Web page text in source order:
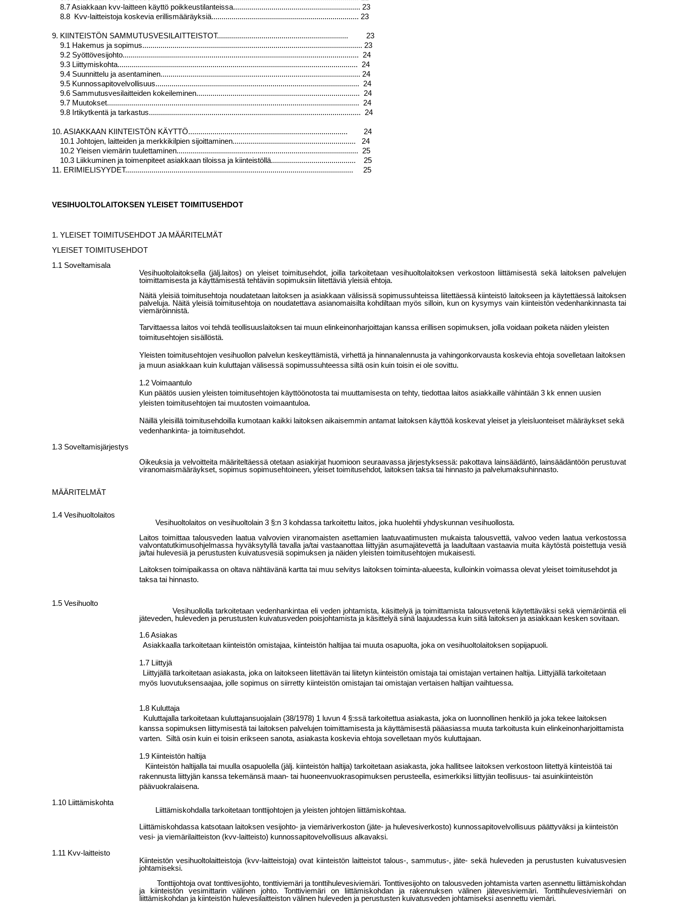
8.7 Asiakkaan kvv-laitteen käyttö poikkeustilanteissa............................................................... 23
8.8 Kvv-laitteistoja koskevia erillismääräyksiä......................................................................... 23
9. KIINTEISTÖN SAMMUTUSVESILAITTEISTOT................................................................. 23
9.1 Hakemus ja sopimus............................................................................................................. 23
9.2 Syöttövesijohto..................................................................................................................... 24
9.3 Liittymiskohta....................................................................................................................... 24
9.4 Suunnittelu ja asentaminen................................................................................................... 24
9.5 Kunnossapitovelvollisuus..................................................................................................... 24
9.6 Sammutusvesilaitteiden kokeileminen................................................................................. 24
9.7 Muutokset............................................................................................................................. 24
9.8 Irtikytkentä ja tarkastus......................................................................................................... 24
10. ASIAKKAAN KIINTEISTÖN KÄYTTÖ............................................................................... 24
10.1 Johtojen, laitteiden ja merkkikilpien sijoittaminen............................................................. 24
10.2 Yleisen viemärin tuulettaminen.......................................................................................... 25
10.3 Liikkuminen ja toimenpiteet asiakkaan tiloissa ja kiinteistöllä.......................................... 25
11. ERIMIELISYYDET................................................................................................................. 25
VESIHUOLTOLAITOKSEN YLEISET TOIMITUSEHDOT
1. YLEISET TOIMITUSEHDOT JA MÄÄRITELMÄT
YLEISET TOIMITUSEHDOT
1.1 Soveltamisala
Vesihuoltolaitoksella (jälj.laitos) on yleiset toimitusehdot, joilla tarkoitetaan vesi­huoltolaitoksen verkostoon liittämisestä sekä laitoksen palvelujen
toimittamisesta ja käyttämisestä tehtäviin sopimuksiin liitettäviä yleisiä ehtoja.
Näitä yleisiä toimitusehtoja noudatetaan laitoksen ja asiakkaan välisissä sopimussuhteissa liitettäessä kiinteistö laitokseen ja käytettäessä lai­toksen
palveluja. Näitä yleisiä toimitusehtoja on noudatettava asianomai­silta kohdiltaan myös silloin, kun on kysymys vain kiinteistön veden­hankinnasta tai
viemäröinnistä.
Tarvittaessa laitos voi tehdä teollisuuslaitoksen tai muun elinkeinonharjoittajan kanssa erillisen sopimuksen, jolla voidaan poiketa näiden yleisten
toimitusehtojen sisällöstä.
Yleisten toimitusehtojen vesihuollon palvelun keskeyttämistä, virhettä ja hinnanalennusta ja vahingonkorvausta koskevia ehtoja sovelletaan laitoksen
ja muun asiakkaan kuin kuluttajan välisessä sopimussuhteessa siltä osin kuin toisin ei ole sovittu.
1.2 Voimaantulo
Kun päätös uusien yleisten toimitusehtojen käyttöönotosta tai muuttamisesta on tehty, tiedottaa laitos asiakkaille vähintään 3 kk ennen uusien
yleisten toimitusehtojen tai muutosten voimaantuloa.
Näillä yleisillä toimitusehdoilla kumotaan kaikki laitoksen aikaisemmin antamat laitoksen käyttöä koskevat yleiset ja yleisluonteiset määräykset sekä
vedenhankinta- ja toimitusehdot.
1.3 Soveltamisjärjestys
Oikeuksia ja velvoitteita määriteltäessä otetaan asiakirjat huomioon seuraavassa järjestyksessä: pakottava lainsäädäntö, lainsäädäntöön pe­rustuvat
viranomaismääräykset, sopimus sopimusehtoineen, yleiset toi­mitusehdot, laitoksen taksa tai hinnasto ja palvelumaksuhinnasto.
MÄÄRITELMÄT
1.4 Vesihuoltolaitos
Vesihuoltolaitos on vesihuoltolain 3 §:n 3 kohdassa tarkoitettu laitos, joka huolehtii yhdyskunnan vesihuollosta.
Laitos toimittaa talousveden laatua valvovien viranomaisten asettamien laatuvaatimusten mukaista talousvettä, valvoo veden laatua verkostossa
valvontatutkimusohjelmassa hyväksytyllä tavalla ja/tai vastaanottaa liittyjän asumajätevettä ja laadultaan vastaavia muita käytöstä poistettu­ja vesiä
ja/tai hulevesiä ja perustusten kuivatusvesiä sopimuksen ja näiden yleisten toimitusehtojen mukaisesti.
Laitoksen toimipaikassa on oltava nähtävänä kartta tai muu selvitys laitoksen toiminta-alueesta, kulloinkin voimassa olevat yleiset toimi­tusehdot ja
taksa tai hinnasto.
1.5 Vesihuolto
Vesihuollolla tarkoitetaan vedenhankintaa eli veden johtamista, käsittelyä ja toimittamista talousvetenä käytettäväksi sekä viemäröintiä eli
jäteveden, huleveden ja perustusten kuivatusveden poisjohtamista ja käsittelyä siinä laajuudessa kuin siitä laitoksen ja asiakkaan kesken so­vitaan.
1.6 Asiakas
Asiakkaalla tarkoitetaan kiinteistön omistajaa, kiinteistön haltijaa tai muuta osapuolta, joka on vesihuoltolaitoksen sopijapuoli.
1.7 Liittyjä
Liittyjällä tarkoitetaan asiakasta, joka on laitokseen liitettävän tai liitetyn kiinteistön omistaja tai omistajan vertainen haltija. Liittyjällä tarkoitetaan
myös luovutuksensaajaa, jolle sopimus on siirretty kiinteistön omistajan tai omistajan vertaisen haltijan vaihtuessa.
1.8 Kuluttaja
Kuluttajalla tarkoitetaan kuluttajansuojalain (38/1978) 1 luvun 4 §:ssä tarkoitettua asiakasta, joka on luonnollinen henkilö ja joka tekee laitoksen
kanssa sopimuksen liittymisestä tai laitoksen palvelujen toimittamisesta ja käyttämisestä pääasiassa muuta tarkoitusta kuin elinkeinonharjoittamista
varten. Siltä osin kuin ei toisin erikseen sanota, asiakasta koskevia ehtoja sovelletaan myös kuluttajaan.
1.9 Kiinteistön haltija
Kiinteistön haltijalla tai muulla osapuolella (jälj. kiinteistön haltija) tarkoitetaan asiakasta, joka hallitsee laitoksen verkostoon liitettyä kiinteistöä tai
rakennusta liittyjän kanssa tekemänsä maan- tai huoneenvuokrasopimuksen perusteella, esimerkiksi liittyjän teollisuus- tai asuinkiinteistön
päävuokralaisena.
1.10 Liittämiskohta
Liittämiskohdalla tarkoitetaan tonttijohtojen ja yleisten johtojen liittämiskohtaa.
Liittämiskohdassa katsotaan laitoksen vesijohto- ja viemäriverkoston (jäte- ja hulevesiverkosto) kunnossapitovelvollisuus päättyväksi ja kiin­teistön
vesi- ja viemärilaitteiston (kvv-laitteisto) kunnossapitovelvolli­suus alkavaksi.
1.11 Kvv-laitteisto
Kiinteistön vesihuoltolaitteistoja (kvv-laitteistoja) ovat kiinteistön lait­teistot talous-, sammutus-, jäte- sekä huleveden ja perustusten kuivatusvesien
johtamiseksi.
Tonttijohtoja ovat tonttivesijohto, tonttiviemäri ja tonttihulevesiviemä­ri. Tonttivesi­johto on talousveden johtamista varten asennettu liittä­miskohdan
ja kiin­teistön vesimittarin välinen johto. Tonttiviemäri on liittämiskohdan ja raken­nuksen välinen jätevesiviemäri. Tonttihule­vesiviemäri on
liittämiskohdan ja kiinteistön hulevesilaitteiston välinen huleveden ja perustusten kuivatusveden johtamiseksi asennettu viemäri.